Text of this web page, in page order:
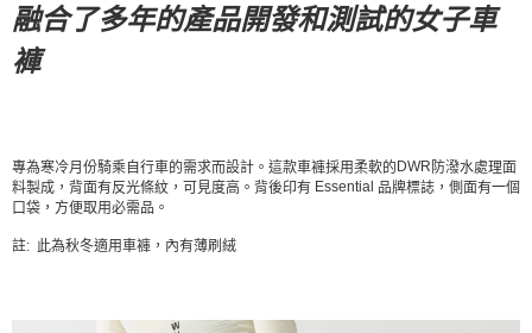
每筆NT$130，滿NT$10,000(含以上)免運費
融合了多年的產品開發和測試的女子車
褲
專為寒冷月份騎乘自行車的需求而設計。這款車褲採用柔軟的DWR 防潑水處理面
料製成，背面有反光條紋，可見度高。背後印有 Essential 品牌標誌，側面有一個
口袋，方便取用必需品。
註: 此為秋冬適用車褲，內有薄刷絨